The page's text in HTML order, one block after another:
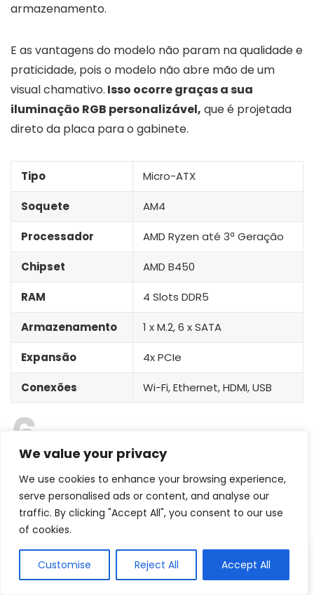
We value your privacy
We use cookies to enhance your browsing experience,
serve personalised ads or content, and analyse our
traffic. By clicking "Accept All", you consent to our use
of cookies.
Customise Reject All Accept All
armazenamento.
E as vantagens do modelo não param na qualidade e
praticidade, pois o modelo não abre mão de um
visual chamativo. Isso ocorre graças a sua
iluminação RGB personalizável, que é projetada
direto da placa para o gabinete.
Tipo Micro-ATX
Soquete AM4
Processador AMD Ryzen até 3ª Geração
Chipset AMD B450
RAM 4 Slots DDR5
Armazenamento 1 x M.2, 6 x SATA
Expansão 4x PCIe
Conexões Wi-Fi, Ethernet, HDMI, USB
6
Placa-mãe GIGABYTE B760M AORUS
ELITE AX-P
Bom armazenamento e possibilidade de
expansão